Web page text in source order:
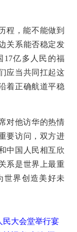
程，能不能做到
关系能否稳定发
17亿多人民的福
应当共同扛起这
着正确航道平稳
对他访华的热情
要访问，双方进
中国人民相互欣
系是世界上最重
世界创造美好未
民大会堂举行宴